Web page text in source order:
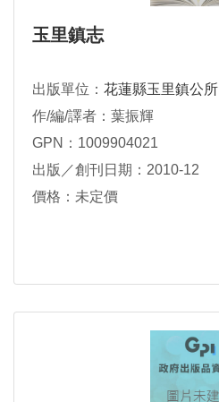
玉里鎮志
出版單位： 花蓮縣玉里鎮公所
作/編/譯者：葉振輝
GPN：1009904021
出版／創刊日期：2010-12
價格：未定價